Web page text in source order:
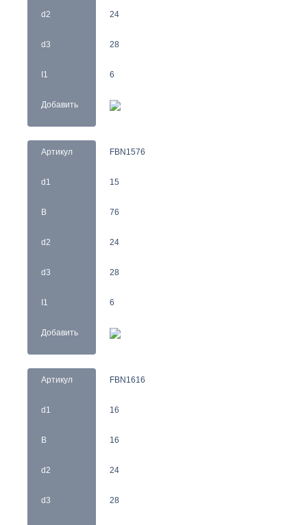
d2
d3
I1
Добавить
24
28
6
Артикул
d1
B
d2
d3
I1
Добавить
FBN1576
15
76
24
28
6
Артикул
d1
B
d2
d3
FBN1616
16
16
24
28